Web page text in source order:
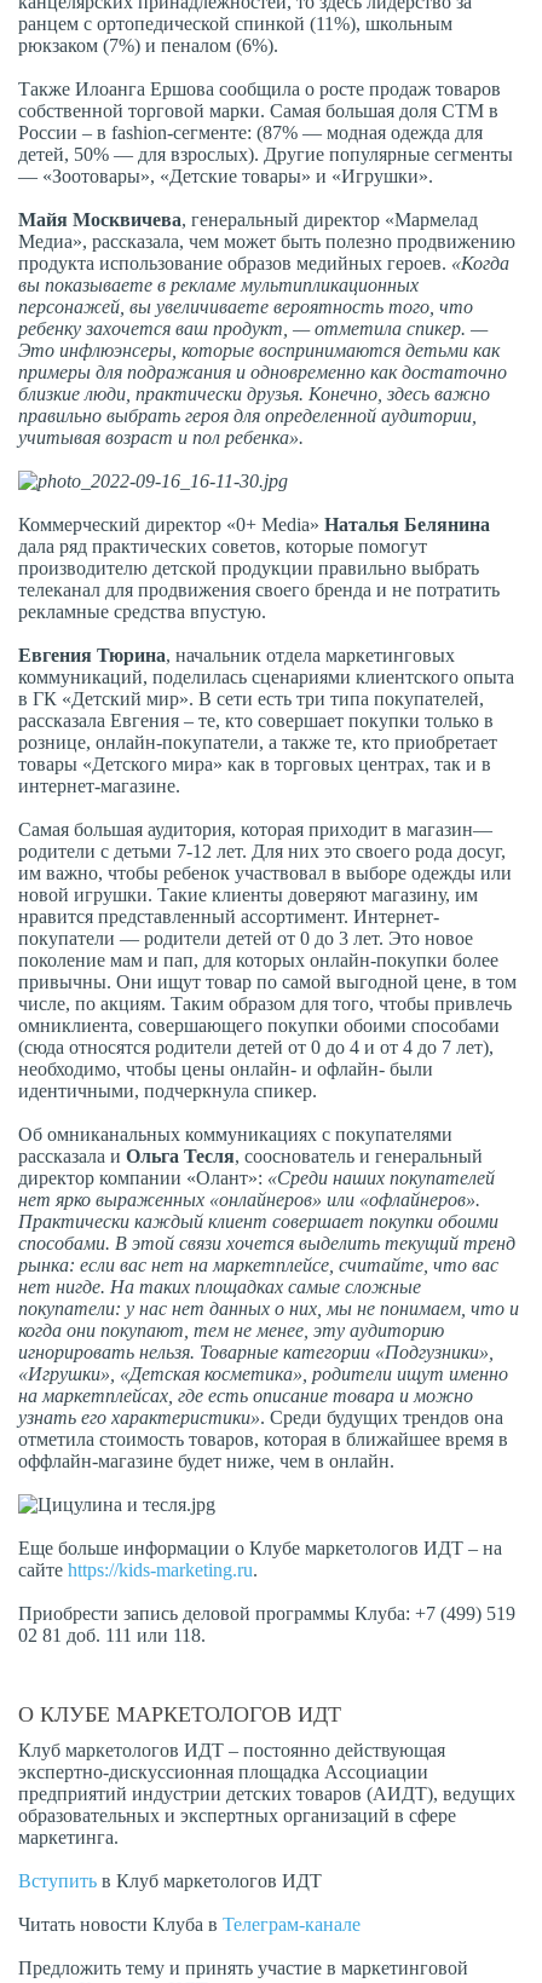
ранцем с ортопедической спинкой (11%), школьным
рюкзаком (7%) и пеналом (6%).
Также Илоанга Ершова сообщила о росте продаж товаров
собственной торговой марки. Самая большая доля СТМ в
России – в fashion-сегменте: (87% — модная одежда для
детей, 50% — для взрослых). Другие популярные сегменты
— «Зоотовары», «Детские товары» и «Игрушки».
Майя Москвичева, генеральный директор «Мармелад
Медиа», рассказала, чем может быть полезно продвижению
продукта использование образов медийных героев. «Когда
вы показываете в рекламе мультипликационных
персонажей, вы увеличиваете вероятность того, что
ребенку захочется ваш продукт, — отметила спикер. —
Это инфлюэнсеры, которые воспринимаются детьми как
примеры для подражания и одновременно как достаточно
близкие люди, практически друзья. Конечно, здесь важно
правильно выбрать героя для определенной аудитории,
учитывая возраст и пол ребенка».
Коммерческий директор «0+ Media» Наталья Белянина
дала ряд практических советов, которые помогут
производителю детской продукции правильно выбрать
телеканал для продвижения своего бренда и не потратить
рекламные средства впустую.
Евгения Тюрина, начальник отдела маркетинговых
коммуникаций, поделилась сценариями клиентского опыта
в ГК «Детский мир». В сети есть три типа покупателей,
рассказала Евгения – те, кто совершает покупки только в
рознице, онлайн-покупатели, а также те, кто приобретает
товары «Детского мира» как в торговых центрах, так и в
интернет-магазине.
Самая большая аудитория, которая приходит в магазин—
родители с детьми 7-12 лет. Для них это своего рода досуг,
им важно, чтобы ребенок участвовал в выборе одежды или
новой игрушки. Такие клиенты доверяют магазину, им
нравится представленный ассортимент. Интернет-
покупатели — родители детей от 0 до 3 лет. Это новое
поколение мам и пап, для которых онлайн-покупки более
привычны. Они ищут товар по самой выгодной цене, в том
числе, по акциям. Таким образом для того, чтобы привлечь
омниклиента, совершающего покупки обоими способами
(сюда относятся родители детей от 0 до 4 и от 4 до 7 лет),
необходимо, чтобы цены онлайн- и офлайн- были
идентичными, подчеркнула спикер.
Об омниканальных коммуникациях с покупателями
рассказала и Ольга Тесля, сооснователь и генеральный
директор компании «Олант»: «Среди наших покупателей
нет ярко выраженных «онлайнеров» или «офлайнеров».
Практически каждый клиент совершает покупки обоими
способами. В этой связи хочется выделить текущий тренд
рынка: если вас нет на маркетплейсе, считайте, что вас
нет нигде. На таких площадках самые сложные
покупатели: у нас нет данных о них, мы не понимаем, что и
когда они покупают, тем не менее, эту аудиторию
игнорировать нельзя. Товарные категории «Подгузники»,
«Игрушки», «Детская косметика», родители ищут именно
на маркетплейсах, где есть описание товара и можно
узнать его характеристики». Среди будущих трендов она
отметила стоимость товаров, которая в ближайшее время в
оффлайн-магазине будет ниже, чем в онлайн.
Еще больше информации о Клубе маркетологов ИДТ – на
сайте https://kids-marketing.ru.
Приобрести запись деловой программы Клуба: +7 (499) 519
02 81 доб. 111 или 118.
О КЛУБЕ МАРКЕТОЛОГОВ ИДТ
Клуб маркетологов ИДТ – постоянно действующая
экспертно-дискуссионная площадка Ассоциации
предприятий индустрии детских товаров (АИДТ), ведущих
образовательных и экспертных организаций в сфере
маркетинга.
Вступить в Клуб маркетологов ИДТ
Читать новости Клуба в Телеграм-канале
Предложить тему и принять участие в маркетинговой